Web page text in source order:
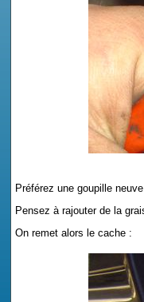
Préférez une goupille
Pensez à rajouter de la
On remet alors le cache :